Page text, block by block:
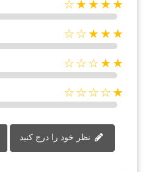
★★★★☆
★★★☆☆
★★☆☆☆
★☆☆☆☆